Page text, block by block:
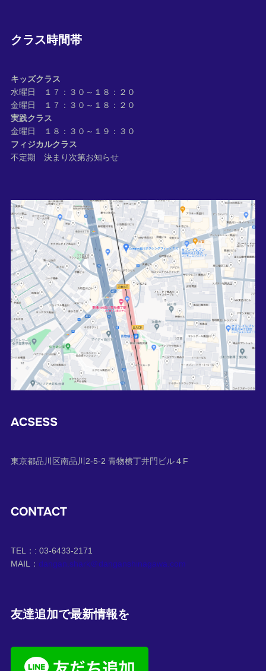
クラス時間帯
キッズクラス
水曜日 １７：３０～１８：２０
金曜日 １７：３０～１８：２０
実践クラス
金曜日 １８：３０～１９：３０
フィジカルクラス
不定期 決まり次第お知らせ
ACSESS
東京都品川区南品川2-5-2 青物横丁井門ビル４F
CONTACT
TEL：: 03-6433-2171
MAIL： dangan.shark＠danganshinagawa.com
友達追加で最新情報を